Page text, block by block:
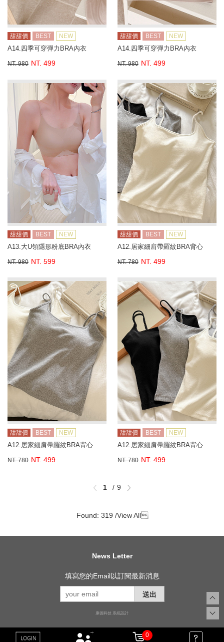
甜甜價 BEST NEW
A14.四季可穿彈力BRA內衣
NT. 980 NT. 499
甜甜價 BEST NEW
A14.四季可穿彈力BRA內衣
NT. 980 NT. 499
甜甜價 BEST NEW
A13.大U領隱形粉底BRA內衣
NT. 980 NT. 599
甜甜價 BEST NEW
A12.居家細肩帶羅紋BRA背心
NT. 780 NT. 499
甜甜價 BEST NEW
A12.居家細肩帶羅紋BRA背心
NT. 780 NT. 499
甜甜價 BEST NEW
A12.居家細肩帶羅紋BRA背心
NT. 780 NT. 499
1 9
Found: 319 /View All
News Letter
填寫您的Email以訂閱最新消息
送出
康德科技 系統設計
0